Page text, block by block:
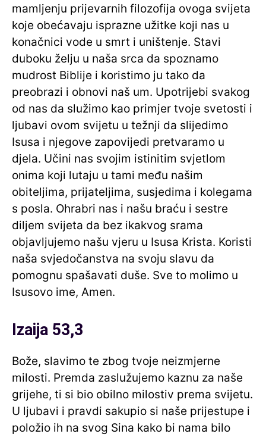
mamljenju prijevarnih filozofija ovoga svijeta
koje obećavaju isprazne užitke koji nas u
konačnici vode u smrt i uništenje. Stavi
duboku želju u naša srca da spoznamo
mudrost Biblije i koristimo ju tako da
preobrazi i obnovi naš um. Upotrijebi svakog
od nas da služimo kao primjer tvoje svetosti i
ljubavi ovom svijetu u težnji da slijedimo
Isusa i njegove zapovijedi pretvaramo u
djela. Učini nas svojim istinitim svjetlom
onima koji lutaju u tami među našim
obiteljima, prijateljima, susjedima i kolegama
s posla. Ohrabri nas i našu braću i sestre
diljem svijeta da bez ikakvog srama
objavljujemo našu vjeru u Isusa Krista. Koristi
naša svjedočanstva na svoju slavu da
pomognu spašavati duše. Sve to molimo u
Isusovo ime, Amen.
Izaija 53,3
Bože, slavimo te zbog tvoje neizmjerne
milosti. Premda zaslužujemo kaznu za naše
grijehe, ti si bio obilno milostiv prema svijetu.
U ljubavi i pravdi sakupio si naše prijestupe i
položio ih na svog Sina kako bi nama bilo